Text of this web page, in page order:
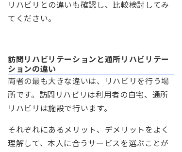
リハビリとの違いも確認し、比較検討してみ
てください。
訪問リハビリテーションと通所リハビリテー
ションの違い
両者の最も大きな違いは、リハビリを行う場
所です。訪問リハビリは利用者の自宅、通所
リハビリは施設で行います。
それぞれにあるメリット、デメリットをよく
理解して、本人に合うサービスを選ぶことが